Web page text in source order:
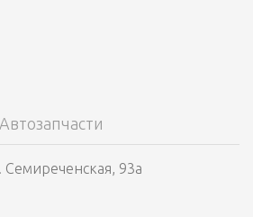
Автозапчасти
Семиреченская, 93а